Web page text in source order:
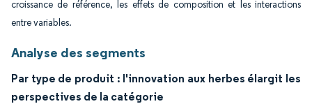
croissance de référence, les effets de composition et les interactions
entre variables.
Analyse des segments
Par type de produit : l'innovation aux herbes élargit les
perspectives de la catégorie